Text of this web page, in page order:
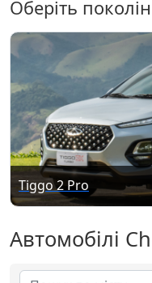
Оберіть
Tiggo 2 Pro
Автомобілі